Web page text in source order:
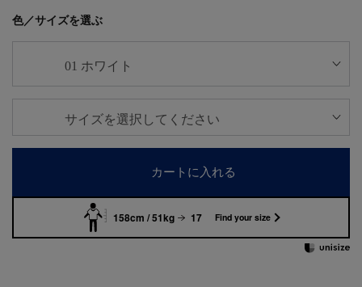
色／サイズを選ぶ
カートに入れる
158cm / 51kg 17 Find your size